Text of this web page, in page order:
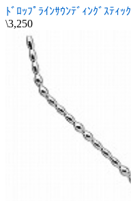
ﾄﾞﾛｯﾌﾟﾗｲﾝｻｳﾝﾃﾞｨﾝｸﾞｽﾃｨｯｸ
\3,250